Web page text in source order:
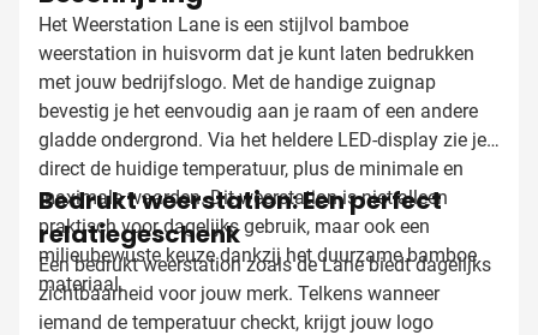
Het Weerstation Lane is een stijlvol bamboe
weerstation in huisvorm dat je kunt laten bedrukken
met jouw bedrijfslogo. Met de handige zuignap
bevestig je het eenvoudig aan je raam of een andere
gladde ondergrond. Via het heldere LED-display zie je
direct de huidige temperatuur, plus de minimale en
maximale waarden. Dit weerstation is niet alleen
praktisch voor dagelijks gebruik, maar ook een
milieubewuste keuze dankzij het duurzame bamboe
materiaal.
Bedrukt weerstation: Een perfect
relatiegeschenk
Een bedrukt weerstation zoals de Lane biedt dagelijks
zichtbaarheid voor jouw merk. Telkens wanneer
iemand de temperatuur checkt, krijgt jouw logo